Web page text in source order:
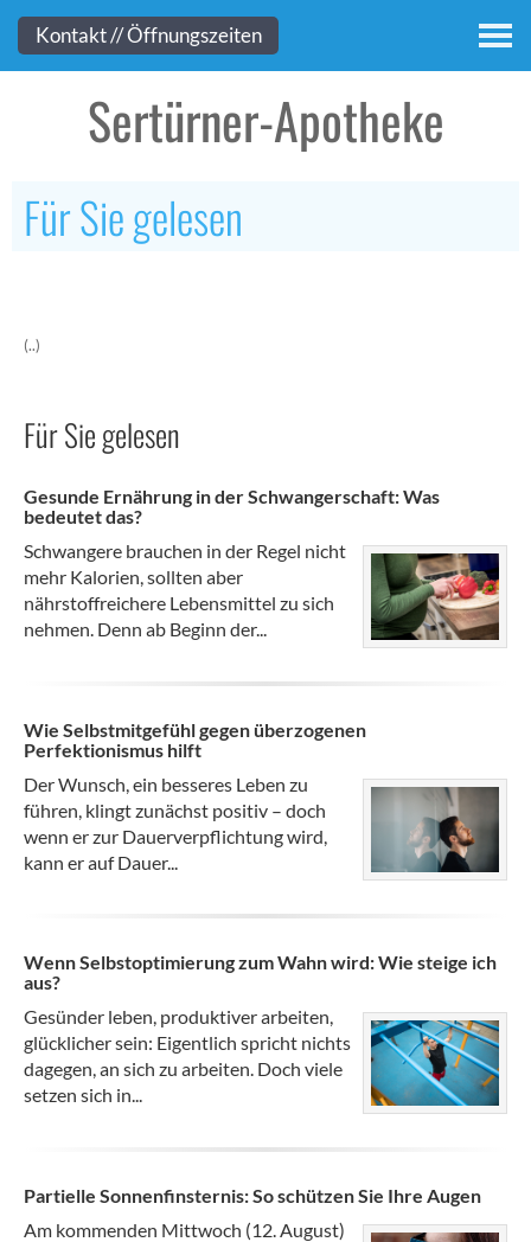
Kontakt
Sertürner-Apotheke
Für Sie gelesen
(..)
Für Sie gelesen
Gesunde Ernährung in der Schwangerschaft: Was
bedeutet das?
Schwangere brauchen in der Regel nicht
mehr Kalorien, sollten aber
nährstoffreichere Lebensmittel zu sich
nehmen. Denn ab Beginn der...
Wie Selbstmitgefühl gegen überzogenen
Perfektionismus hilft
Der Wunsch, ein besseres Leben zu
führen, klingt zunächst positiv – doch
wenn er zur Dauerverpflichtung wird,
kann er auf Dauer...
Wenn Selbstoptimierung zum Wahn wird: Wie steige ich
aus?
Gesünder leben, produktiver arbeiten,
glücklicher sein: Eigentlich spricht nichts
dagegen, an sich zu arbeiten. Doch viele
setzen sich in...
Partielle Sonnenfinsternis: So schützen Sie Ihre Augen
Am kommenden Mittwoch (12. August)
Kontakt // Öffnungszeiten